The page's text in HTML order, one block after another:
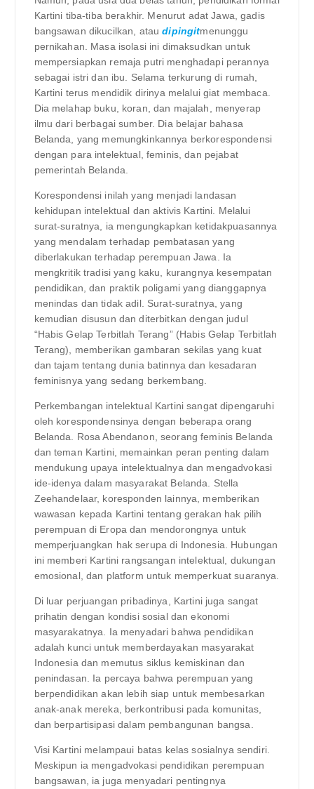
Kartini tiba-tiba berakhir. Menurut adat Jawa, gadis
bangsawan dikucilkan, ataudipingitmenunggu
pernikahan. Masa isolasi ini dimaksudkan untuk
mempersiapkan remaja putri menghadapi perannya
sebagai istri dan ibu. Selama terkurung di rumah,
Kartini terus mendidik dirinya melalui giat membaca.
Dia melahap buku, koran, dan majalah, menyerap
ilmu dari berbagai sumber. Dia belajar bahasa
Belanda, yang memungkinkannya berkorespondensi
dengan para intelektual, feminis, dan pejabat
pemerintah Belanda.
Korespondensi inilah yang menjadi landasan
kehidupan intelektual dan aktivis Kartini. Melalui
surat-suratnya, ia mengungkapkan ketidakpuasannya
yang mendalam terhadap pembatasan yang
diberlakukan terhadap perempuan Jawa. Ia
mengkritik tradisi yang kaku, kurangnya kesempatan
pendidikan, dan praktik poligami yang dianggapnya
menindas dan tidak adil. Surat-suratnya, yang
kemudian disusun dan diterbitkan dengan judul
“Habis Gelap Terbitlah Terang” (Habis Gelap Terbitlah
Terang), memberikan gambaran sekilas yang kuat
dan tajam tentang dunia batinnya dan kesadaran
feminisnya yang sedang berkembang.
Perkembangan intelektual Kartini sangat dipengaruhi
oleh korespondensinya dengan beberapa orang
Belanda. Rosa Abendanon, seorang feminis Belanda
dan teman Kartini, memainkan peran penting dalam
mendukung upaya intelektualnya dan mengadvokasi
ide-idenya dalam masyarakat Belanda. Stella
Zeehandelaar, koresponden lainnya, memberikan
wawasan kepada Kartini tentang gerakan hak pilih
perempuan di Eropa dan mendorongnya untuk
memperjuangkan hak serupa di Indonesia. Hubungan
ini memberi Kartini rangsangan intelektual, dukungan
emosional, dan platform untuk memperkuat suaranya.
Di luar perjuangan pribadinya, Kartini juga sangat
prihatin dengan kondisi sosial dan ekonomi
masyarakatnya. Ia menyadari bahwa pendidikan
adalah kunci untuk memberdayakan masyarakat
Indonesia dan memutus siklus kemiskinan dan
penindasan. Ia percaya bahwa perempuan yang
berpendidikan akan lebih siap untuk membesarkan
anak-anak mereka, berkontribusi pada komunitas,
dan berpartisipasi dalam pembangunan bangsa.
Visi Kartini melampaui batas kelas sosialnya sendiri.
Meskipun ia mengadvokasi pendidikan perempuan
bangsawan, ia juga menyadari pentingnya